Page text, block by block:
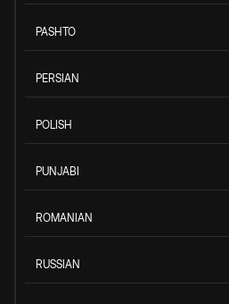
PASHTO
PERSIAN
POLISH
PUNJABI
ROMANIAN
RUSSIAN